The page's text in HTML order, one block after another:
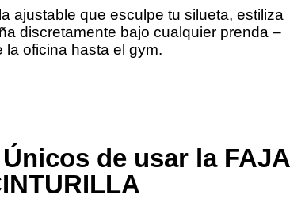
ajustable que esculpe tu silueta, estiliza
discretamente bajo cualquier prenda –
la oficina hasta el gym.
de usar la FAJA